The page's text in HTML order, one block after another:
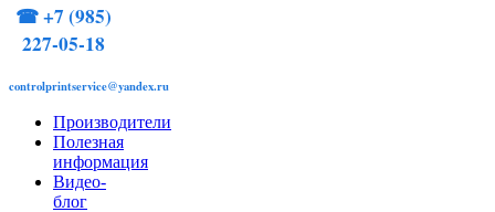
☎+7 (985)
227-05-18
controlprintservice@yandex.ru
Производители
Полезная
информация
Видео-
блог